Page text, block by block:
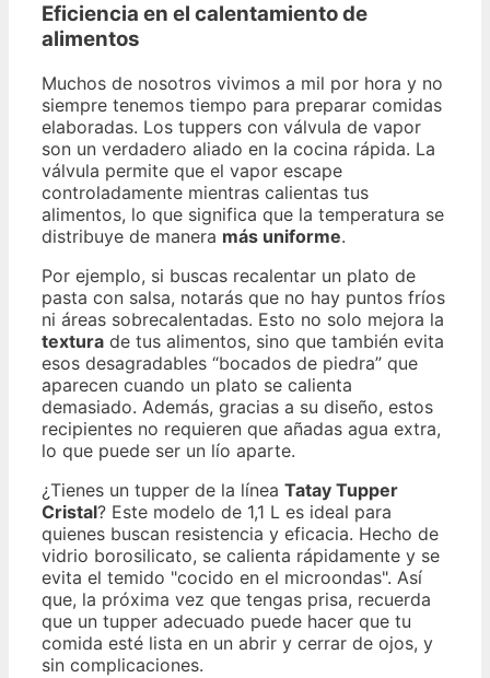
Eficiencia en el calentamiento de
alimentos
Muchos de nosotros vivimos a mil por hora y no
siempre tenemos tiempo para preparar comidas
elaboradas. Los tuppers con válvula de vapor
son un verdadero aliado en la cocina rápida. La
válvula permite que el vapor escape
controladamente mientras calientas tus
alimentos, lo que significa que la temperatura se
distribuye de manera más uniforme.
Por ejemplo, si buscas recalentar un plato de
pasta con salsa, notarás que no hay puntos fríos
ni áreas sobrecalentadas. Esto no solo mejora la
textura de tus alimentos, sino que también evita
esos desagradables “bocados de piedra” que
aparecen cuando un plato se calienta
demasiado. Además, gracias a su diseño, estos
recipientes no requieren que añadas agua extra,
lo que puede ser un lío aparte.
¿Tienes un tupper de la línea Tatay Tupper
Cristal? Este modelo de 1,1 L es ideal para
quienes buscan resistencia y eficacia. Hecho de
vidrio borosilicato, se calienta rápidamente y se
evita el temido "cocido en el microondas". Así
que, la próxima vez que tengas prisa, recuerda
que un tupper adecuado puede hacer que tu
comida esté lista en un abrir y cerrar de ojos, y
sin complicaciones.